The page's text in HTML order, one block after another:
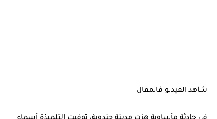
شاهد الفيديو فالمقال